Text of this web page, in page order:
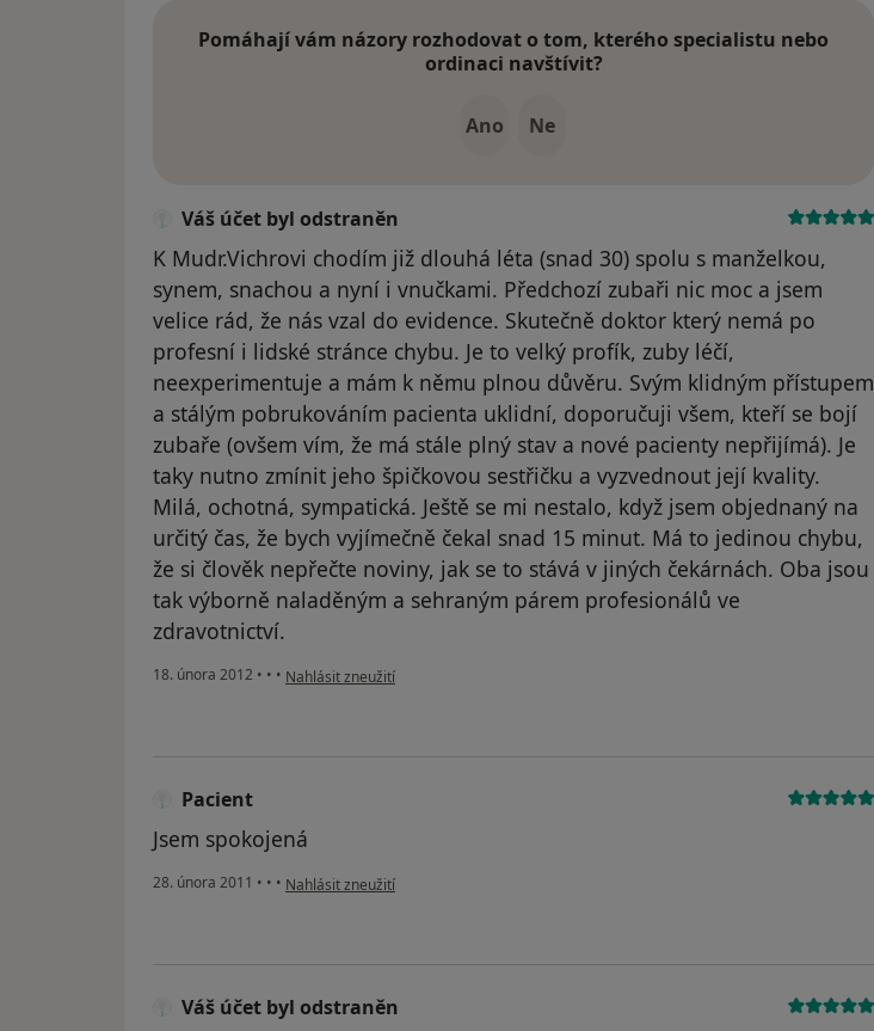
Pomáhají vám názory rozhodovat o tom, kterého specialistu nebo
ordinaci navštívit?
Ano Ne
Váš účet byl odstraněn
K Mudr.Vichrovi chodím již dlouhá léta (snad 30) spolu s manželkou,
synem, snachou a nyní i vnučkami. Předchozí zubaři nic moc a jsem
velice rád, že nás vzal do evidence. Skutečně doktor který nemá po
profesní i lidské stránce chybu. Je to velký profík, zuby léčí,
neexperimentuje a mám k němu plnou důvěru. Svým klidným přístupem
a stálým pobrukováním pacienta uklidní, doporučuji všem, kteří se bojí
zubaře (ovšem vím, že má stále plný stav a nové pacienty nepřijímá). Je
taky nutno zmínit jeho špičkovou sestřičku a vyzvednout její kvality.
Milá, ochotná, sympatická. Ještě se mi nestalo, když jsem objednaný na
určitý čas, že bych vyjímečně čekal snad 15 minut. Má to jedinou chybu,
že si člověk nepřečte noviny, jak se to stává v jiných čekárnách. Oba jsou
tak výborně naladěným a sehraným párem profesionálů ve
zdravotnictví.
18. února 2012 • • • podle názoru uživatele Váš účet byl odstraněn
Nahlásit zneužití
Pacient
Jsem spokojená
28. února 2011 • • • podle názoru uživatele Pacient
Nahlásit zneužití
Váš účet byl odstraněn